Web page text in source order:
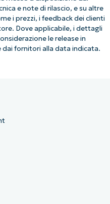
e note di rilascio, e su altre
i prezzi, i feedback dei clienti
Dove applicabile, i dettagli
le release in
dai fornitori alla data indicata.